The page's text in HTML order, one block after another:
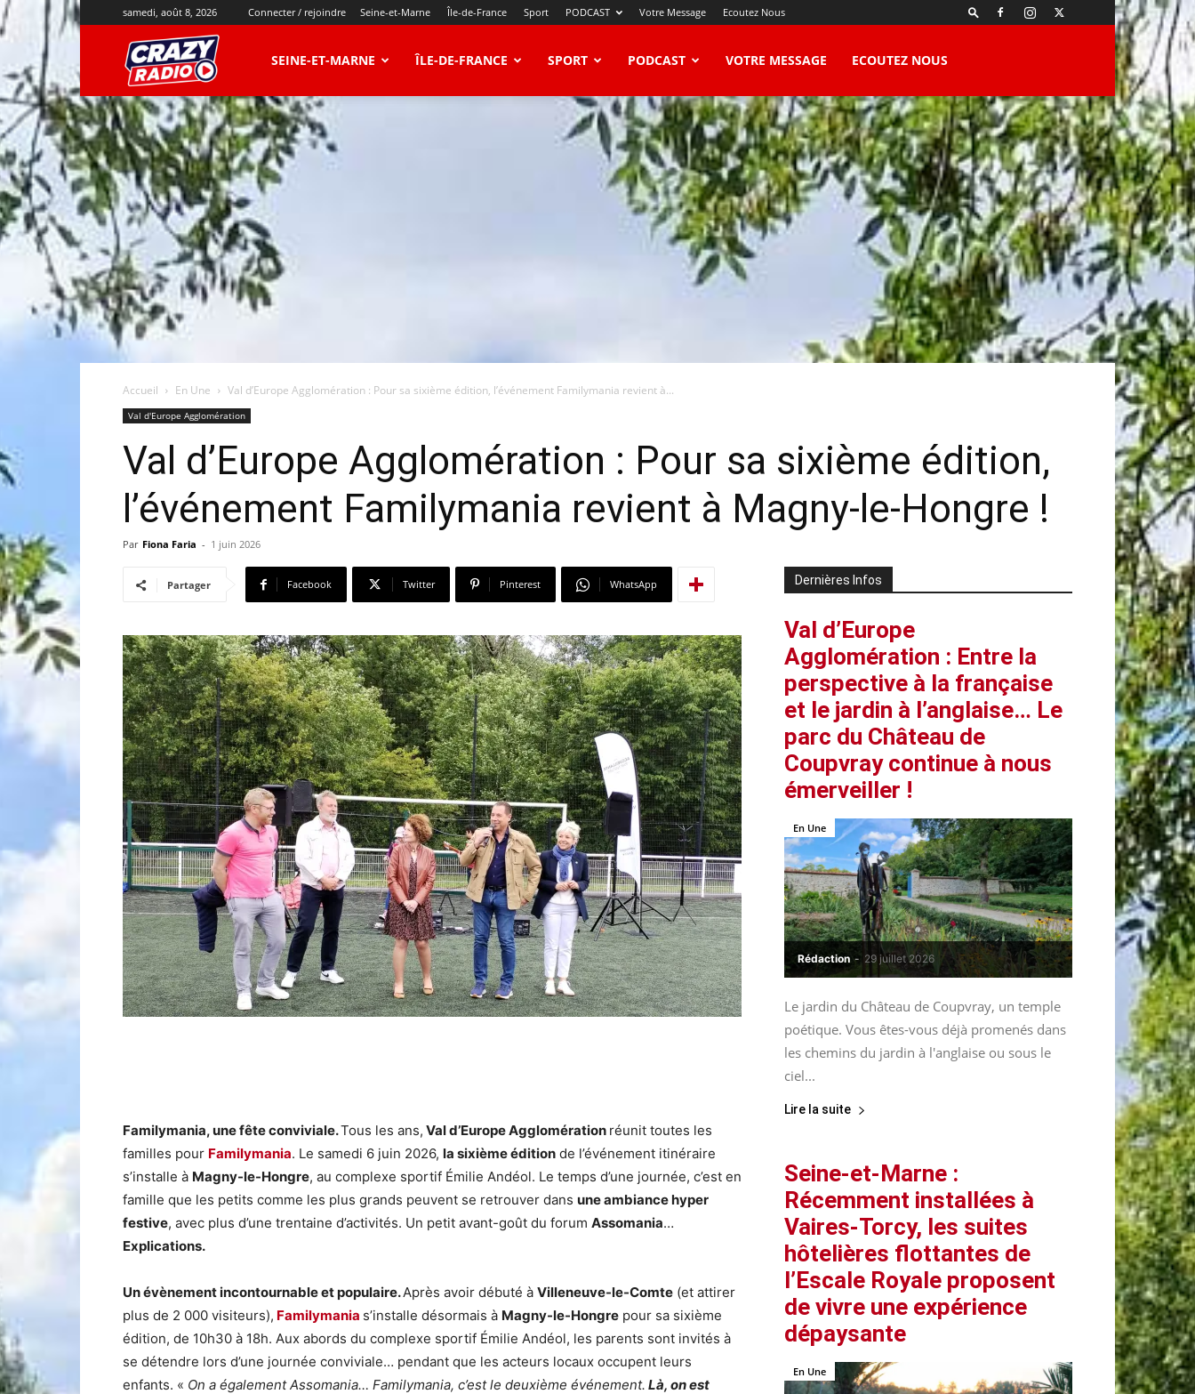
samedi, août 8, 2026 Connecter / rejoindre Seine-et-Marne Île-de-France Sport PODCAST Votre Message Ecoutez Nous
RADIO
SEINE-ET-MARNE ÎLE-DE-FRANCE SPORT PODCAST VOTRE MESSAGE ECOUTEZ NOUS
Accueil En Une Val d’Europe Agglomération : Pour sa sixième édition, l’événement Familymania revient à...
Val d'Europe Agglomération
Val d’Europe Agglomération : Pour sa sixième édition,
l’événement Familymania revient à Magny-le-Hongre !
Par Fiona Faria - 1 juin 2026
Partager Facebook Twitter Pinterest WhatsApp
Familymania, une fête conviviale.Tous les ans, Val d’Europe Agglomération réunit toutes les
familles pour Familymania. Le samedi 6 juin 2026, la sixième édition de l’événement itinéraire
s’installe à Magny-le-Hongre, au complexe sportif Émilie Andéol. Le temps d’une journée, c’est en
famille que les petits comme les plus grands peuvent se retrouver dans une ambiance hyper
festive, avec plus d’une trentaine d’activités. Un petit avant-goût du forum Assomania…
Explications.
Un évènement incontournable et populaire.Après avoir débuté à Villeneuve-le-Comte (et attirer
plus de 2 000 visiteurs), Familymania s’installe désormais à Magny-le-Hongre pour sa sixième
édition, de 10h30 à 18h. Aux abords du complexe sportif Émilie Andéol, les parents sont invités à
se détendre lors d’une journée conviviale… pendant que les acteurs locaux occupent leurs
enfants. « On a également Assomania… Familymania, c’est le deuxième événement. Là, on est
Dernières Infos
Val d’Europe
Agglomération : Entre la
perspective à la française
et le jardin à l’anglaise… Le
parc du Château de
Coupvray continue à nous
émerveiller !
Rédaction - 29 juillet 2026
En Une
Le jardin du Château de Coupvray, un temple
poétique. Vous êtes-vous déjà promenés dans
les chemins du jardin à l'anglaise ou sous le
ciel...
Lire la suite
Seine-et-Marne :
Récemment installées à
Vaires-Torcy, les suites
hôtelières flottantes de
l’Escale Royale proposent
de vivre une expérience
dépaysante
En Une